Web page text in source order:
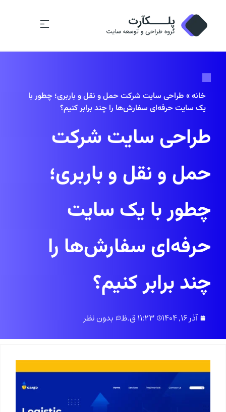
خانه»طراحی سایت شرکت حمل و نقل و باربری؛ چطور با
یک سایت حرفه‌ای سفارش‌ها را چند برابر کنیم؟
طراحی سایت شرکت
حمل و نقل و باربری؛
چطور با یک سایت
حرفه‌ای سفارش‌ها را
چند برابر کنیم؟
آذر 16, 1404 11:23 ق.ظ بدون نظر